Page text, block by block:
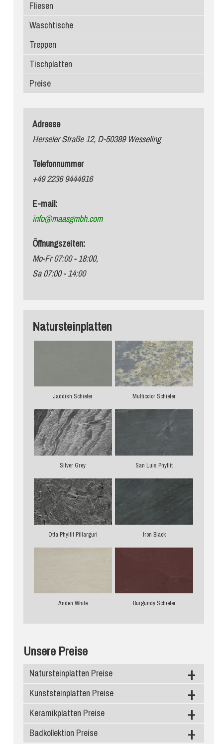
Fliesen
Waschtische
Treppen
Tischplatten
Preise
Adresse
Herseler Straße 12, D-50389 Wesseling
Telefonnummer
+49 2236 9444916
E-mail:
info@maasgmbh.com
Öffnungszeiten:
Mo-Fr 07:00 - 18:00,
Sa 07:00 - 14:00
Natursteinplatten
Jaddish Schiefer Multicolor Schiefer
Silver Grey San Luis Phyllit
Otta Phyllit Pillarguri Iron Black
Anden White Burgundy Schiefer
Unsere Preise
Natursteinplatten Preise
Granit
Marmor
Schiefer
Kunststeinplatten Preise
Caesarstone
Silestone
Keramikplatten Preise
Level Keramik
Badkollektion Preise